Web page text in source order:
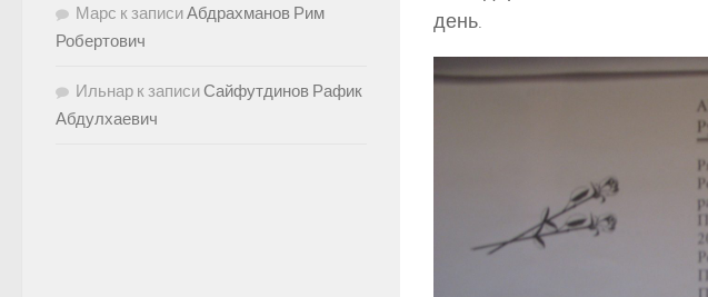
день.
Марс к записиАбдрахманов Рим
Робертович
Ильнар к записиСайфутдинов Рафик
Абдулхаевич